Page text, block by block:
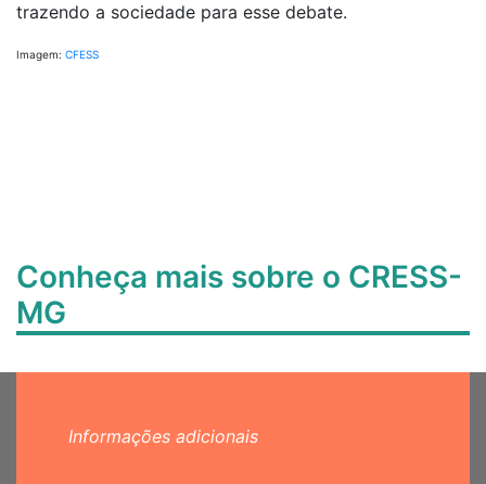
trazendo a sociedade para esse debate.
Imagem: CFESS
Conheça mais sobre o CRESS-
MG
Informações adicionais